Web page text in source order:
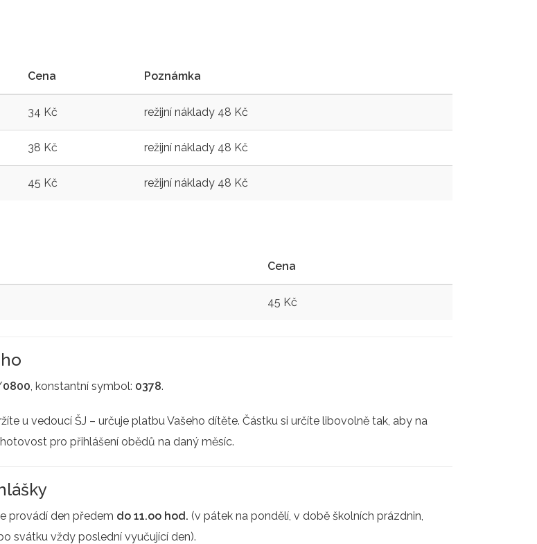
Cena Poznámka
34 Kč režijní náklady 48 Kč
38 Kč režijní náklady 48 Kč
45 Kč režijní náklady 48 Kč
Cena
45 Kč
0800, konstantní symbol: 0378.
u vedoucí ŠJ – určuje platbu Vašeho dítěte. Částku si určíte libovolně tak, aby na
pro přihlášení obědů na daný měsíc.
provádí den předem do 11.oo hod. (v pátek na pondělí, v době školních prázdnin,
svátku vždy poslední vyučující den).